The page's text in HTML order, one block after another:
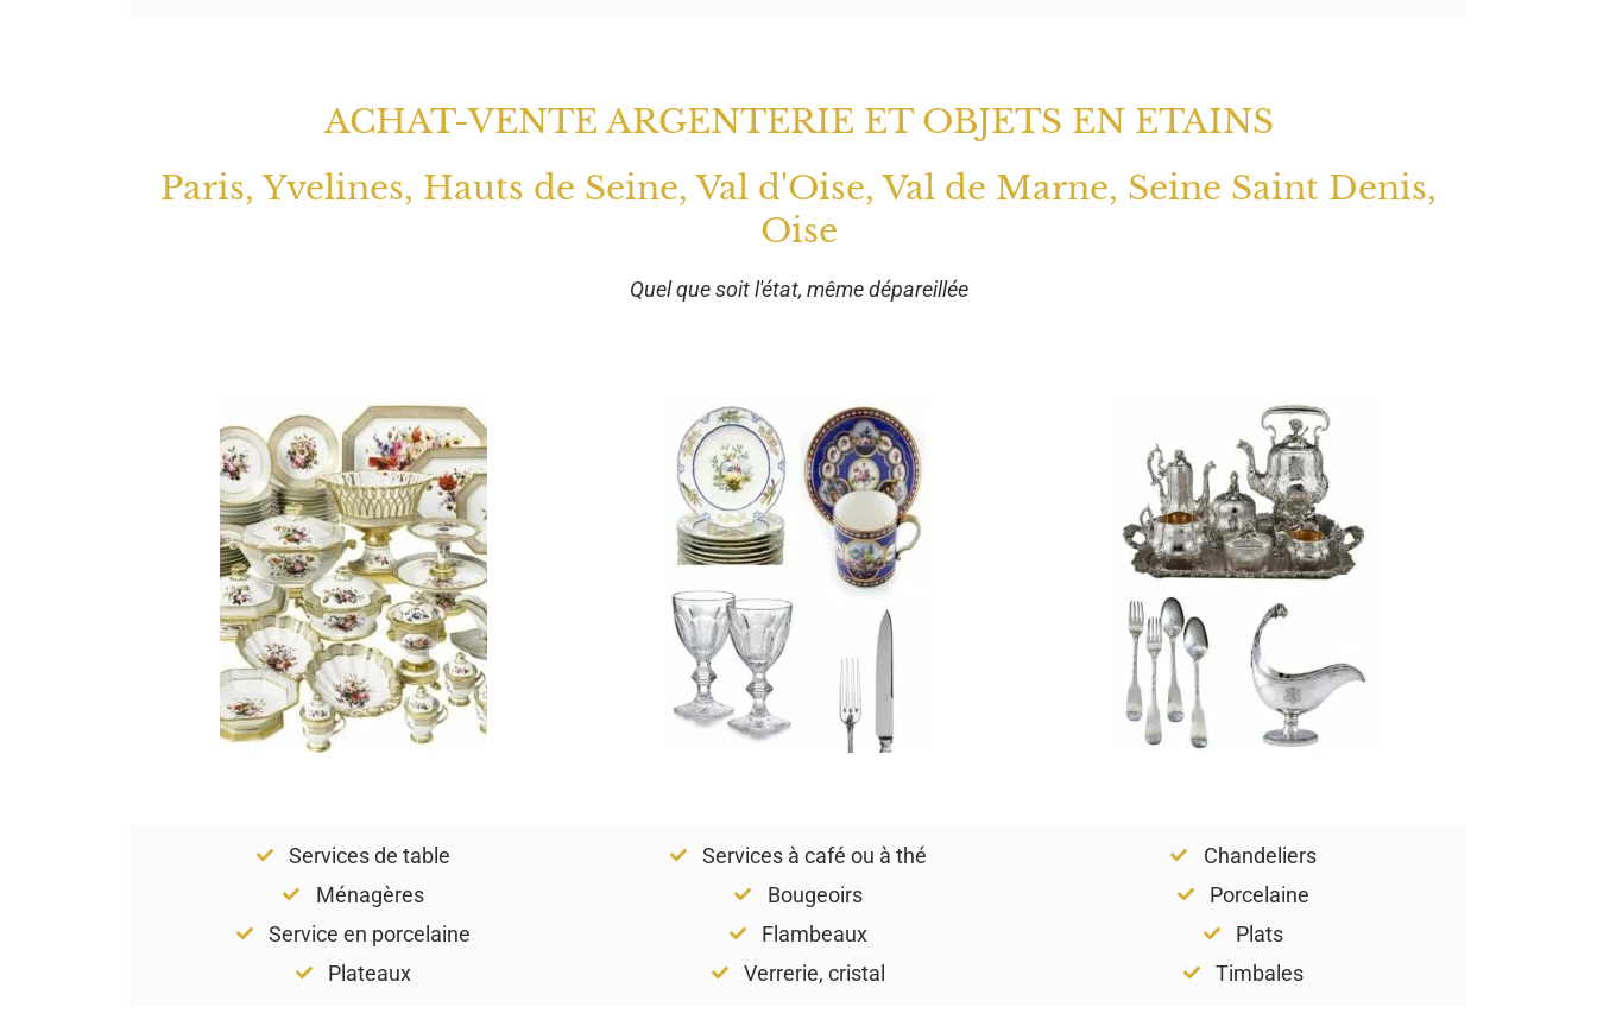
ACHAT-VENTE ARGENTERIE ET OBJETS EN ETAINS
Paris, Yvelines, Hauts de Seine, Val d'Oise, Val de Marne, Seine Saint Denis,
Oise
Quel que soit l'état, même dépareillée
Services de table
Ménagères
Service en porcelaine
Plateaux
Services à café ou à thé
Bougeoirs
Flambeaux
Verrerie, cristal
Chandeliers
Porcelaine
Plats
Timbales